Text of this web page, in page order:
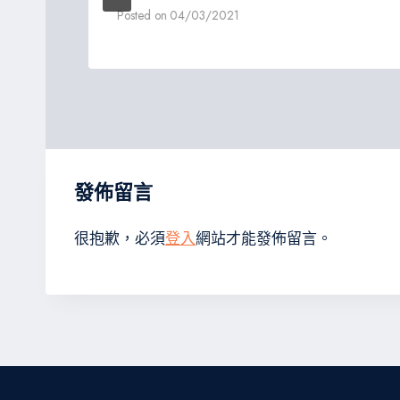
Posted on 04/03/2021
發佈留言
很抱歉，必須登入網站才能發佈留言。